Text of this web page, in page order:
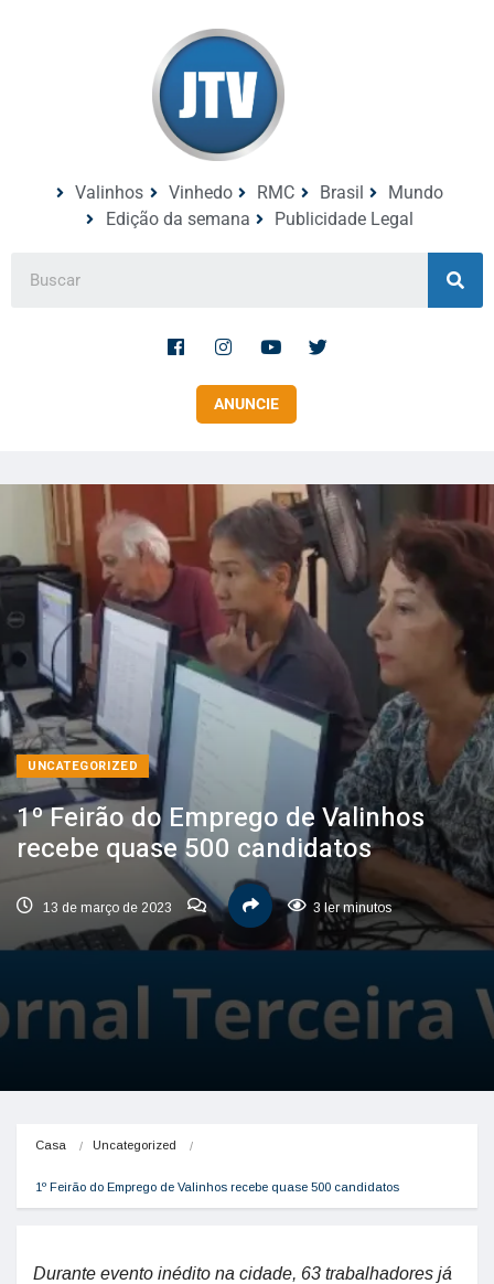
Valinhos Vinhedo RMC Brasil
Mundo
Edição da semana
Publicidade Legal
ANUNCIE
UNCATEGORIZED
1º Feirão do Emprego de Valinhos
recebe quase 500 candidatos
13 de março de 2023 3 ler minutos
Casa Uncategorized
1º Feirão do Emprego de Valinhos recebe quase 500 candidatos
Durante evento inédito na cidade, 63 trabalhadores já